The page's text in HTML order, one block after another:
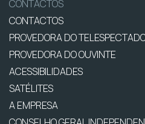
CONTACTOS
CONTACTOS
PROVEDORA DO
PROVEDORA DO OUVINTE
ACESSIBILIDADES
SATÉLITES
A EMPRESA